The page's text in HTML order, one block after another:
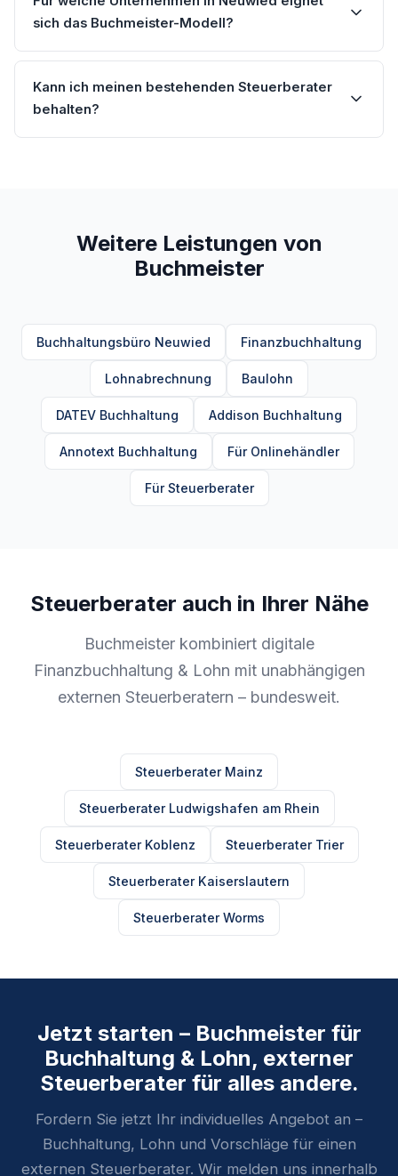
sich das Buchmeister-Modell?
Kann ich meinen bestehenden Steuerberater
behalten?
Weitere Leistungen von
Buchmeister
Buchhaltungsbüro Neuwied Finanzbuchhaltung
Lohnabrechnung Baulohn
DATEV Buchhaltung Addison Buchhaltung
Annotext Buchhaltung Für Onlinehändler
Für Steuerberater
Steuerberater auch in Ihrer Nähe
Buchmeister kombiniert digitale
Finanzbuchhaltung & Lohn mit unabhängigen
externen Steuerberatern – bundesweit.
Steuerberater Mainz
Steuerberater Ludwigshafen am Rhein
Steuerberater Koblenz Steuerberater Trier
Steuerberater Kaiserslautern
Steuerberater Worms
Jetzt starten – Buchmeister für
Buchhaltung & Lohn, externer
Steuerberater für alles andere.
Fordern Sie jetzt Ihr individuelles Angebot an –
Buchhaltung, Lohn und Vorschläge für einen
externen Steuerberater. Wir melden uns innerhalb